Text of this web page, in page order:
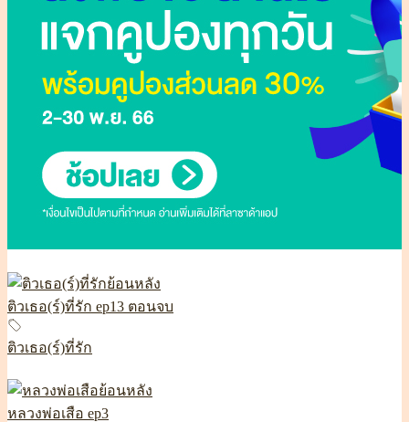
ติวเธอ(ร์)ที่รัก ep13 ตอนจบ
ติวเธอ(ร์)ที่รัก
หลวงพ่อเสือ ep3